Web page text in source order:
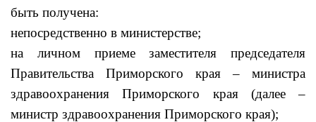
быть получена:
непосредственно в министерстве;
на личном приеме заместителя председателя
Правительства Приморского края – министра
здравоохранения Приморского края(далее –
министр здравоохранения Приморского края);